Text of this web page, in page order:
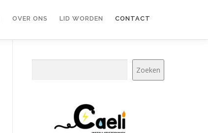
OVER ONS LID WORDEN CONTACT
Zoeken